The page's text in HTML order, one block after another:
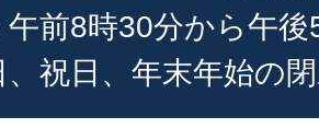
午前8時30分から午
、祝日、年末年始の